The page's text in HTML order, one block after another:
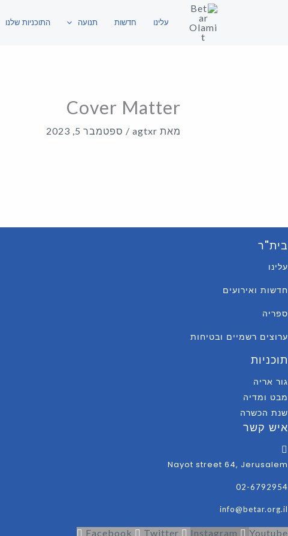
עלינו חדשות תנועה התוכניות שלנו
Cover Matter
מאת agtxr
/ ספטמבר 5, 2023
בית"ר
עלינו
חדשות ואירועים
ספריה
ערוצים רשמיים ובטיחות
תוכניות
גור אריה
מבט ומדיה
שנת הכשרה
איש קשר
Nayot street 64, Jerusalem
02-6792954
info@betar.org.il
Facebook Twitter Instagram Youtube